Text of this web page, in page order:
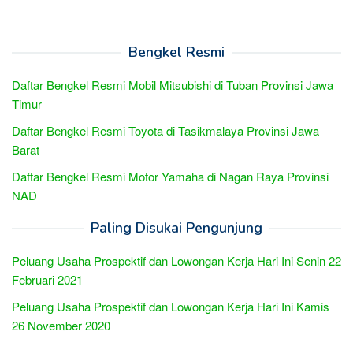
Bengkel Resmi
Daftar Bengkel Resmi Mobil Mitsubishi di Tuban Provinsi Jawa
Timur
Daftar Bengkel Resmi Toyota di Tasikmalaya Provinsi Jawa
Barat
Daftar Bengkel Resmi Motor Yamaha di Nagan Raya Provinsi
NAD
Paling Disukai Pengunjung
Peluang Usaha Prospektif dan Lowongan Kerja Hari Ini Senin 22
Februari 2021
Peluang Usaha Prospektif dan Lowongan Kerja Hari Ini Kamis
26 November 2020